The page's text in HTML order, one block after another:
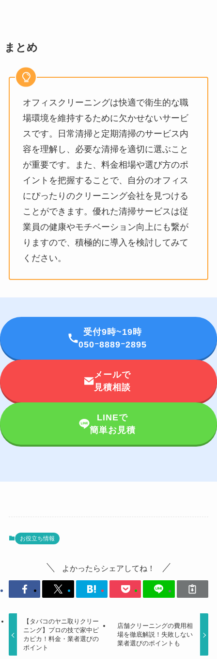
まとめ
オフィスクリーニングは快適で衛生的な職
場環境を維持するために欠かせないサービ
スです。日常清掃と定期清掃のサービス内
容を理解し、必要な清掃を適切に選ぶこと
が重要です。また、料金相場や選び方のポ
イントを把握することで、自分のオフィス
にぴったりのクリーニング会社を見つける
ことができます。優れた清掃サービスは従
業員の健康やモチベーション向上にも繋が
りますので、積極的に導入を検討してみて
ください。
受付9時~19時
050ｰ8889ｰ2895
メールで
見積相談
LINEで
簡単お見積
お役立ち情報
よかったらシェアしてね！
【タバコのヤニ取りクリー
ニング】プロの技で家中ピ
カピカ！料金・業者選びの
ポイント
店舗クリーニングの費用相
場を徹底解説！失敗しない
業者選びのポイントも